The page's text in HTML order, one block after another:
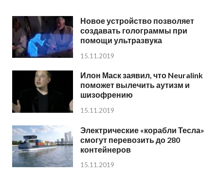
Новое устройство позволяет
создавать голограммы при
помощи ультразвука
15.11.2019
Илон Маск заявил, что Neuralink
поможет вылечить аутизм и
шизофрению
15.11.2019
Электрические «корабли Тесла»
смогут перевозить до 280
контейнеров
15.11.2019